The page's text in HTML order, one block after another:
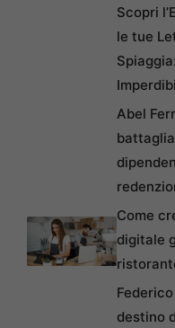
Scopri
le tue
Abel
Come
digitale
destino